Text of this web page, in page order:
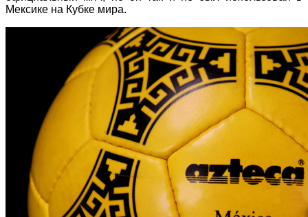
Мексике на Кубке мира.